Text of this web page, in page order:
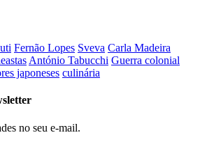
Fernão Lopes Sveva Carla Madeira
António Tabucchi Guerra colonial
japoneses culinária
no seu e-mail.